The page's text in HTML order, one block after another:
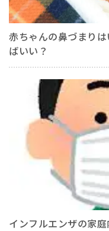
赤ちゃんの鼻づまり
ばいい？
インフルエンザの家